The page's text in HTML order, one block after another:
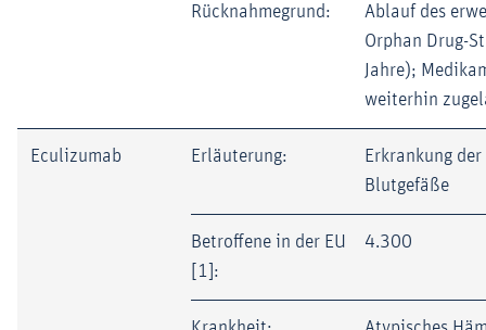
Rücknahmegrund:
Ablauf des
Orphan Drug-
Jahre);
weiterhin
Eculizumab Erläuterung:
Erkrankung
Blutgefäße
Betroffene in der EU
[1]:
4.300